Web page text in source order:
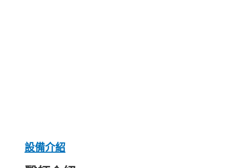
設備介紹